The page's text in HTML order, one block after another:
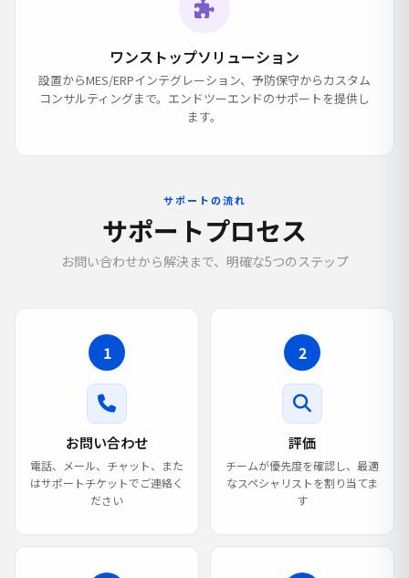
ワンストップソリューション
設置からMES/ERPインテグレーション、予防保守からカスタム
コンサルティングまで。エンドツーエンドのサポートを提供し
ます。
サポートの流れ
サポートプロセス
お問い合わせから解決まで、明確な5つのステップ
1
お問い合わせ
電話、メール、チャット、また
はサポートチケットでご連絡く
ださい
2
評価
チームが優先度を確認し、最適
なスペシャリストを割り当てま
す